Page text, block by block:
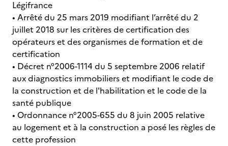
Légifrance
• Arrêté du 25 mars 2019 modifiant l’arrêté du 2
juillet 2018 sur les critères de certification des
opérateurs et des organismes de formation et de
certification
• Décret n°2006-1114 du 5 septembre 2006 relatif
aux diagnostics immobiliers et modifiant le code de
la construction et de l'habilitation et le code de la
santé publique
• Ordonnance n°2005-655 du 8 juin 2005 relative
au logement et à la construction a posé les règles de
cette profession